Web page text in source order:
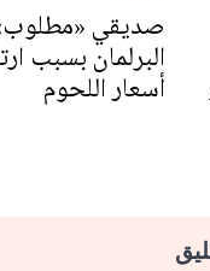
صديقي
البرلمان بسبب
أسعار اللحوم